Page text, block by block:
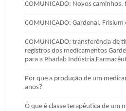
COMUNICADO: Novos
COMUNICADO: Gardenal, Frisium
COMUNICADO: transferência de
registros dos medicamentos
para a Pharlab Indústria
Por que a produção de um
anos?
O que é classe terapêutica de um